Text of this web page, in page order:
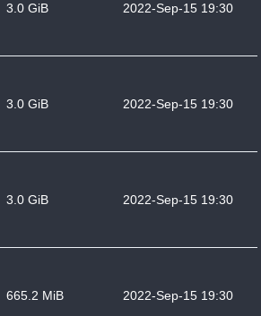
3.0 GiB 2022-Sep-15 19:30
3.0 GiB 2022-Sep-15 19:30
3.0 GiB 2022-Sep-15 19:30
665.2 MiB 2022-Sep-15 19:30